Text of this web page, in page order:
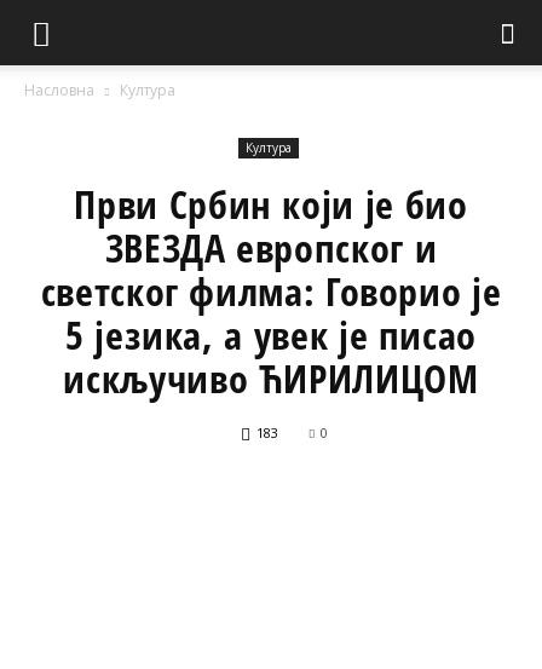
Насловна Култура
Култура
Први Србин који је био
ЗВЕЗДА европског и
светског филма: Говорио је
5 језика, а увек је писао
искључиво ЋИРИЛИЦОМ
183 0